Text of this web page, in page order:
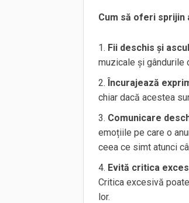
Cum să oferi sprijin
Fii deschis și
muzicale și gândurile
Încurajează
chiar dacă acestea
Comunicare
emoțiile pe care o
ceea ce simt atunci
Evită critica
Critica excesivă
lor.